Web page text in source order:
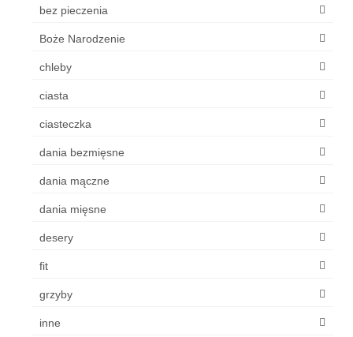
bez pieczenia
Boże Narodzenie
chleby
ciasta
ciasteczka
dania bezmięsne
dania mączne
dania mięsne
desery
fit
grzyby
inne